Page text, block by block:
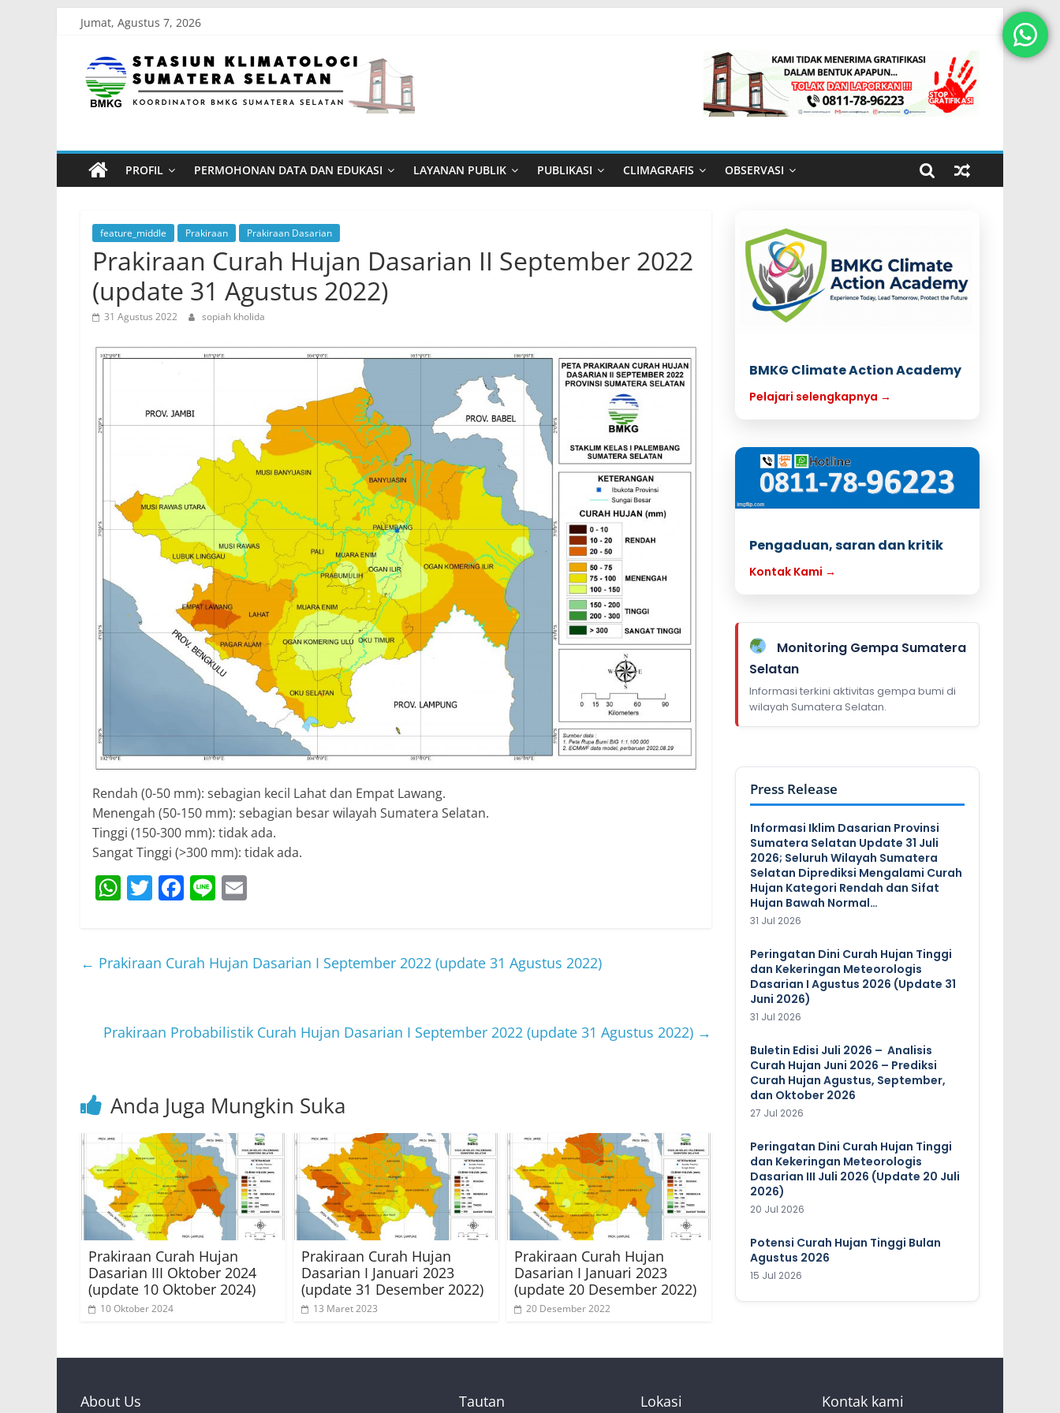
content
Jumat, Agustus 7, 2026
Stasiun
Klimatologi
Sumatera
Selatan
Koordinator
BMKG
Sumatera
Selatan
PROFIL PERMOHONAN DATA DAN EDUKASI LAYANAN PUBLIK PUBLIKASI CLIMAGRAFIS OBSERVASI
feature_middle Prakiraan Prakiraan Dasarian
Prakiraan Curah Hujan Dasarian II September 2022
(update 31 Agustus 2022)
31 Agustus 2022 sopiah kholida
Rendah (0-50 mm): sebagian kecil Lahat dan Empat Lawang.
Menengah (50-150 mm): sebagian besar wilayah Sumatera Selatan.
Tinggi (150-300 mm): tidak ada.
Sangat Tinggi (>300 mm): tidak ada.
W
s
p
T
er
F
e
o
Li
l
← Prakiraan Curah Hujan Dasarian I September 2022 (update 31 Agustus 2022)
Prakiraan Probabilistik Curah Hujan Dasarian I September 2022 (update 31 Agustus 2022) →
Anda Juga Mungkin Suka
Prakiraan Curah Hujan
Dasarian III Oktober 2024
(update 10 Oktober 2024)
10 Oktober 2024
Prakiraan Curah Hujan
Dasarian I Januari 2023
(update 31 Desember 2022)
13 Maret 2023
Prakiraan Curah Hujan
Dasarian I Januari 2023
(update 20 Desember 2022)
20 Desember 2022
BMKG Climate Action Academy
Pelajari selengkapnya →
Pengaduan, saran dan kritik
Kontak Kami →
Monitoring Gempa Sumatera
Selatan
Informasi terkini aktivitas gempa bumi di
wilayah Sumatera Selatan.
Press Release
Informasi Iklim Dasarian Provinsi
Sumatera Selatan Update 31 Juli
2026; Seluruh Wilayah Sumatera
Selatan Diprediksi Mengalami Curah
Hujan Kategori Rendah dan Sifat
Hujan Bawah Normal…
31 Jul 2026
Peringatan Dini Curah Hujan Tinggi
dan Kekeringan Meteorologis
Dasarian I Agustus 2026 (Update 31
Juni 2026)
31 Jul 2026
Buletin Edisi Juli 2026 – Analisis
Curah Hujan Juni 2026 – Prediksi
Curah Hujan Agustus, September,
dan Oktober 2026
27 Jul 2026
Peringatan Dini Curah Hujan Tinggi
dan Kekeringan Meteorologis
Dasarian III Juli 2026 (Update 20 Juli
2026)
20 Jul 2026
Potensi Curah Hujan Tinggi Bulan
Agustus 2026
15 Jul 2026
About Us Tautan Lokasi Kontak kami